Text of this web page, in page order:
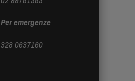
Per emergenze
328 0637160